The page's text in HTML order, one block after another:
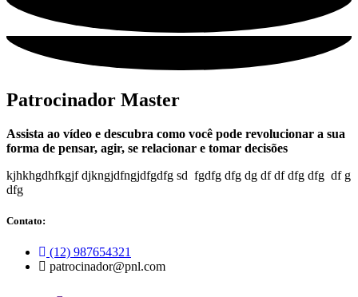
Patrocinador Master
Assista ao vídeo e descubra como você pode revolucionar a sua
forma de pensar, agir, se relacionar e tomar decisões
kjhkhgdhfkgjf djkngjdfngjdfgdfg sd fgdfg dfg dg df df dfg dfg df g
dfg
Contato:
(12) 987654321
patrocinador@pnl.com